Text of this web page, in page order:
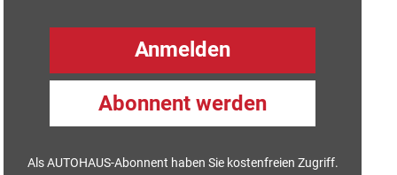
Anmelden
Abonnent werden
Als AUTOHAUS-Abonnent haben Sie kostenfreien Zugriff.